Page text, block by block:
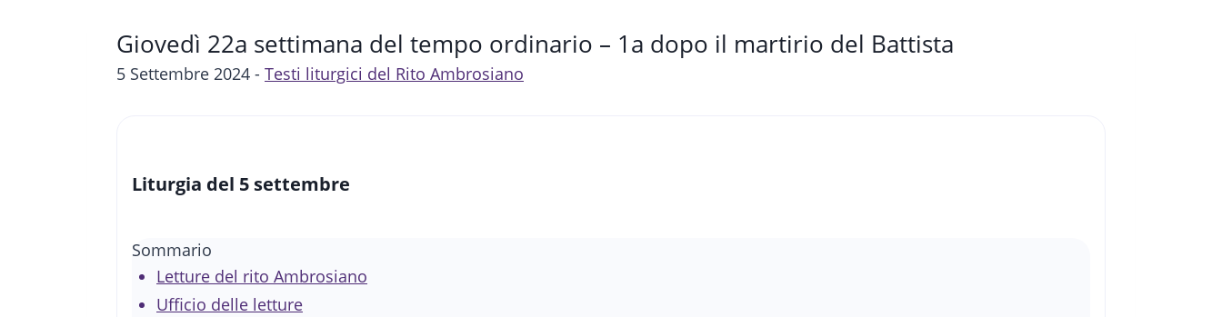
Giovedì 22a settimana del tempo ordinario – 1a dopo il martirio del Battista
5 Settembre 2024 - Testi liturgici del Rito Ambrosiano
Liturgia del 5 settembre
Sommario
Letture del rito Ambrosiano
Ufficio delle letture